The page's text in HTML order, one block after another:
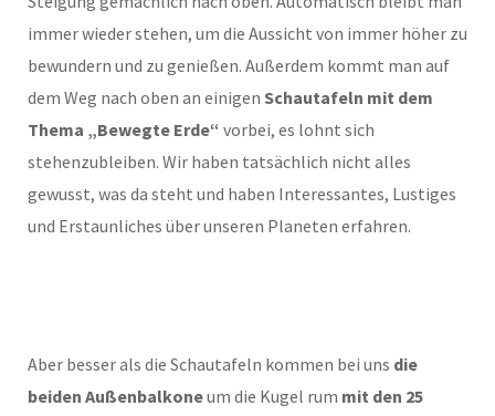
immer wieder stehen, um die Aussicht von immer höher zu
bewundern und zu genießen. Außerdem kommt man auf
dem Weg nach oben an einigen Schautafeln mit dem
Thema „Bewegte Erde“ vorbei, es lohnt sich
stehenzubleiben. Wir haben tatsächlich nicht alles
gewusst, was da steht und haben Interessantes, Lustiges
und Erstaunliches über unseren Planeten erfahren.
Aber besser als die Schautafeln kommen bei uns die
beiden Außenbalkoneum die Kugel rum mit den 25